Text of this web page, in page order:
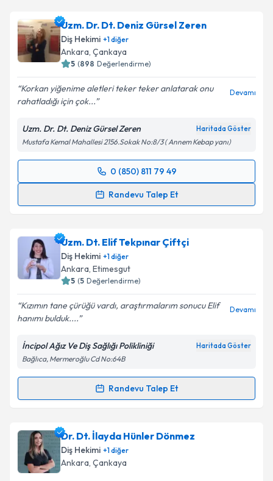
Uzm. Dr. Dt. Deniz Gürsel Zeren
Diş Hekimi +1diğer
Ankara, Çankaya
5 (898 Değerlendirme)
Korkan yiğenime aletleri teker teker anlatarak onu
rahatladığı için çok...
Devamı
Uzm. Dr. Dt. Deniz Gürsel Zeren Haritada Göster
Mustafa Kemal Mahallesi 2156.Sokak No:8/3 ( Annem Kebap yanı)
0 (850) 811 79 49
Randevu Talep Et
Randevu Takvimi Talebi
almanız için bir takvim hazırlandığında e-posta ile
bilgilendireceğiz.
E-posta Adresiniz
Metni'ni okudum ve kişisel verilerimin belirtilen
kapsamda işlenmesini kabul ediyorum.
Takvim Talebini Gönder
Uzm. Dt. Elif Tekpınar Çiftçi
Diş Hekimi +1diğer
Ankara, Etimesgut
5 (5 Değerlendirme)
Kızımın tane çürüğü vardı, araştırmalarım sonucu Elif
hanımı bulduk....
Devamı
İncipol Ağız Ve Diş Sağlığı Polikliniği Haritada Göster
Bağlıca, Mermeroğlu Cd No:64B
Randevu Talep Et
Randevu Takvimi Talebi
Uzm. Dt. Elif Tekpınar Çiftçiiçin randevu takvimi
talebi oluşturun. Size bu uzmandan randevu almanız
için bir takvim hazırlandığında e-posta ile
bilgilendireceğiz.
Dr. Dt. İlayda Hünler Dönmez
Diş Hekimi +1diğer
Ankara, Çankaya